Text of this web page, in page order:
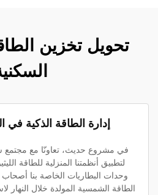
تحويل تخزين
إدارة الطاقة الذكية في
في مشروع حديث، تعاونّا مع
لتطبيق أنظمتنا المنزلية للطاقة
وحدات البطاريات الخاصة بنا
الطاقة الشمسية المولدة خلال النهار